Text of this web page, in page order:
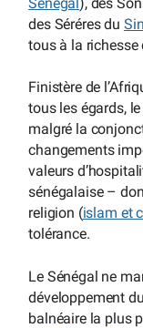
des Séréres du
tous à la richesse
Finistère de
tous les égards,
malgré la
changements
valeurs
sénégalaise –
religion (islam et
tolérance.
Le Sénégal ne
développement
balnéaire la plus